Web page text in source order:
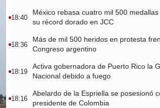
18:40
México rebasa cuatro mil 500
su récord dorado en JCC
18:36
Más de mil 500 heridos en protesta
Congreso argentino
18:19
Activa gobernadora de Puerto Rico la
Nacional debido a fuego
18:16
Abelardo de la Espriella se posesionó
presidente de Colombia